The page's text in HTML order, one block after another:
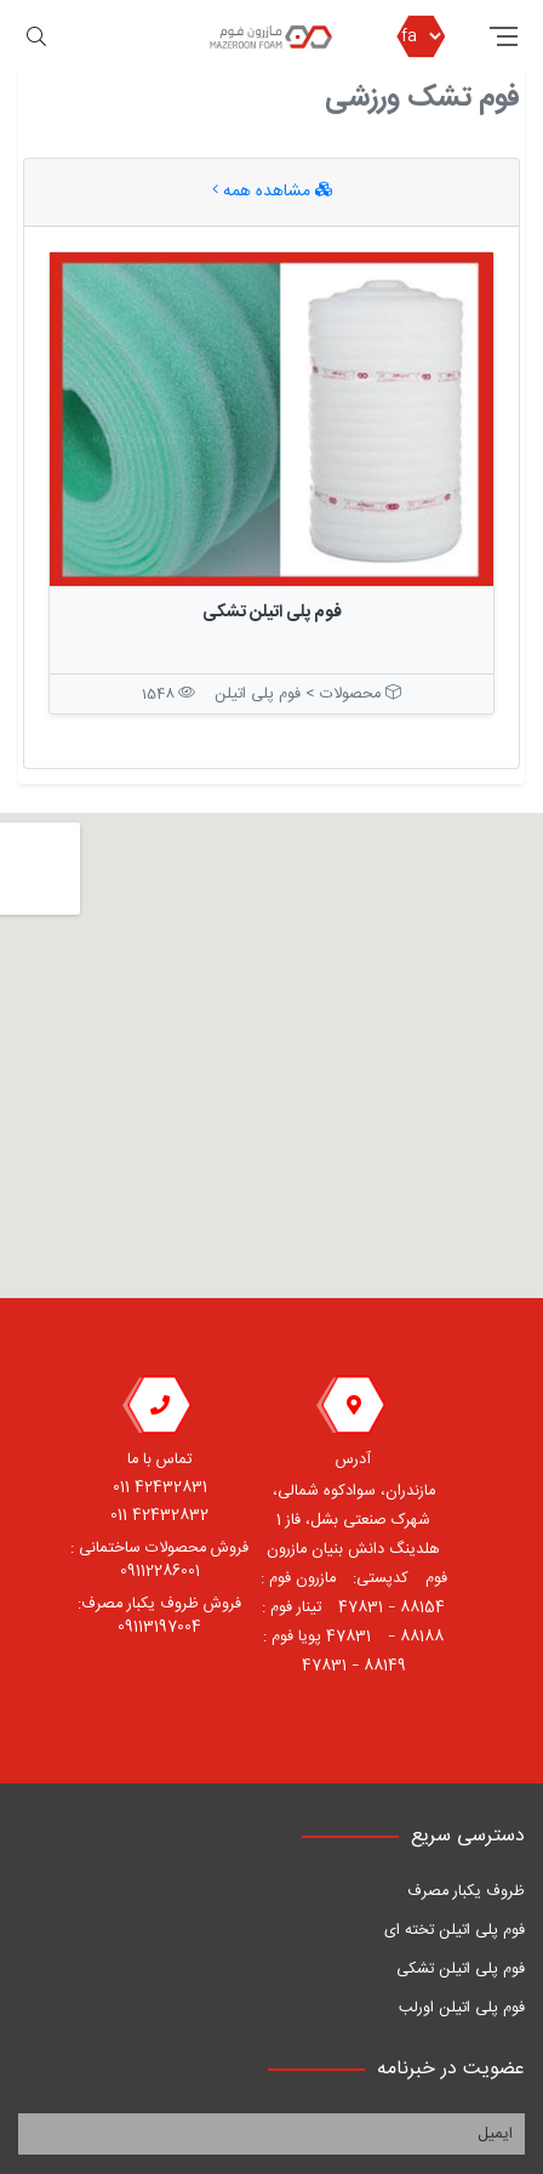
مازرون فوم فوم تشک ورزشی
فوم تشک ورزشی
مشاهده همه
فوم پلی اتیلن تشکی
محصولات > فوم پلی اتیلن
آدرس
مازندران، سوادکوه شمالی،
شهرک صنعتی بشل، فاز 1
هلدینگ دانش بنیان مازرون
فوم ⠀کدپستی: ⠀مازرون فوم :
88154 – 47831 ⠀تینار فوم :
88188 – 47831⠀ پویا فوم :
88149 – 47831
تماس با ما
42432831 011
42432832 011
فروش محصولات ساختمانی :
09112286001
فروش ظروف یکبار مصرف:
09113197004
دسترسی سریع
ظروف یکبار مصرف
فوم پلی اتیلن تخته ای
فوم پلی اتیلن تشکی
فوم پلی اتیلن اورلب
عضویت در خبرنامه